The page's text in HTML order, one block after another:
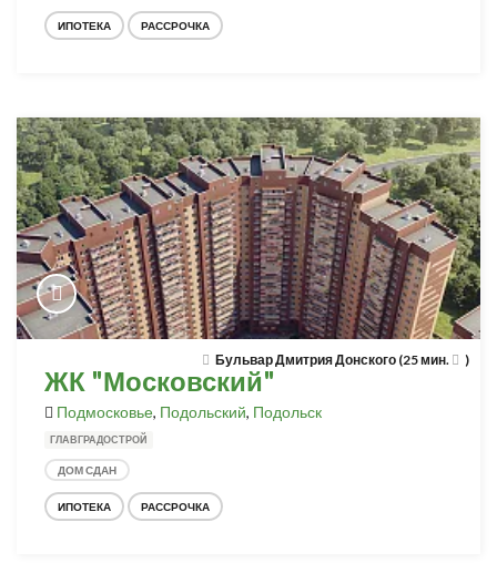
ИПОТЕКА РАССРОЧКА
Бульвар Дмитрия Донского (25 мин. )
ЖК "Московский"
Подмосковье, Подольский, Подольск
ГЛАВГРАДОСТРОЙ
ДОМ СДАН
ИПОТЕКА РАССРОЧКА